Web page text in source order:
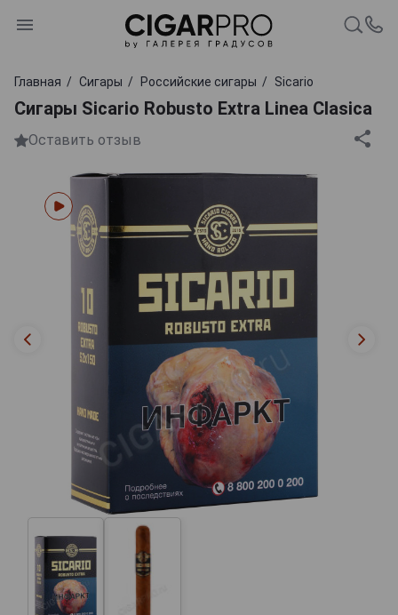
Главная Сигары Российские сигары Sicario
Сигары Sicario Robusto Extra Linea Clasica
Оставить отзыв